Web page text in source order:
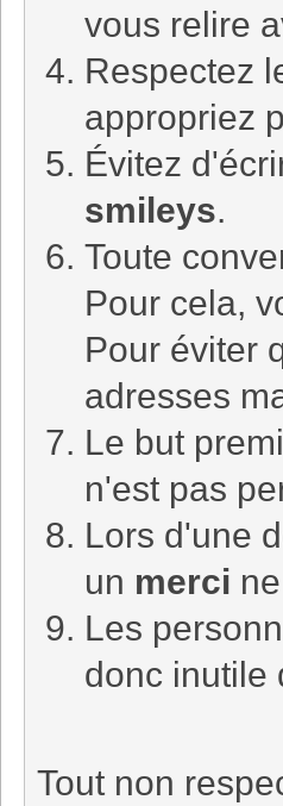
vous relire
Respectez
appropriez
Évitez
smileys.
Toute
Pour cela,
Pour éviter
adresses
Le but
n'est pas
Lors d'une
un merci
Les
donc inutile
Tout non